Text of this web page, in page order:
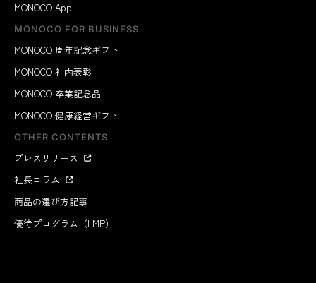
MONOCO App
MONOCO FOR BUSINESS
MONOCO 周年記念ギフト
MONOCO 社内表彰
MONOCO 卒業記念品
MONOCO 健康経営ギフト
OTHER CONTENTS
プレスリリース
社長コラム
商品の選び方記事
優待プログラム（LMP）